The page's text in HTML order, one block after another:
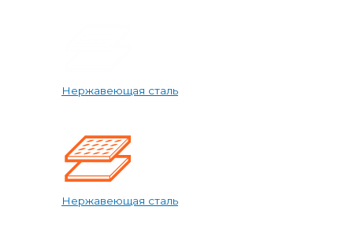
Нержавеющая сталь
Нержавеющая сталь